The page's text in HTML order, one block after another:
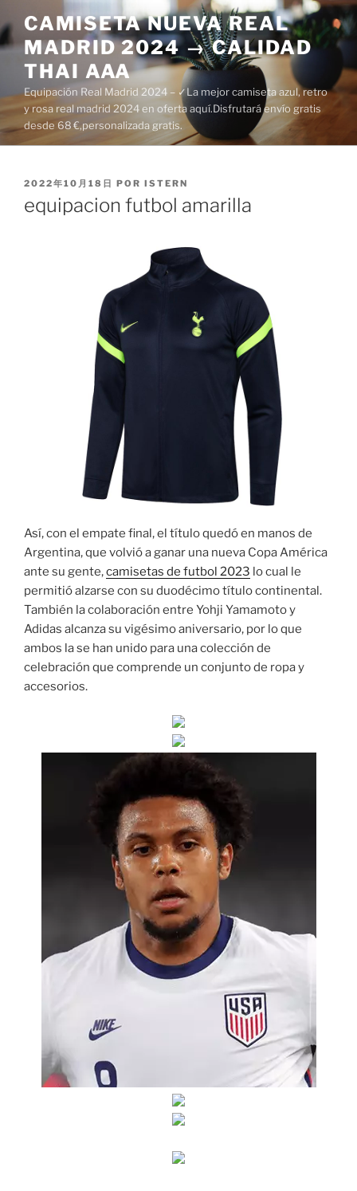
al
contenido
CAMISETA NUEVA REAL
MADRID 2024 → CALIDAD
THAI AAA
Equipación Real Madrid 2024 – ✓La mejor camiseta azul, retro
y rosa real madrid 2024 en oferta aquí.Disfrutará envío gratis
desde 68 €,personalizada gratis.
PUBLICADO
2022年10月18日 POR ISTERN
equipacion futbol amarilla
Así, con el empate final, el título quedó en manos de
Argentina, que volvió a ganar una nueva Copa América
ante su gente,camisetas de futbol 2023 lo cual le
permitió alzarse con su duodécimo título continental.
También la colaboración entre Yohji Yamamoto y
Adidas alcanza su vigésimo aniversario, por lo que
ambos la se han unido para una colección de
celebración que comprende un conjunto de ropa y
accesorios.